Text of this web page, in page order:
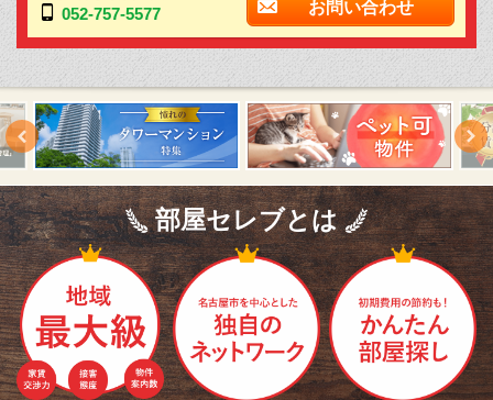
052-757-5577 お問い合わせ
部屋セレブとは